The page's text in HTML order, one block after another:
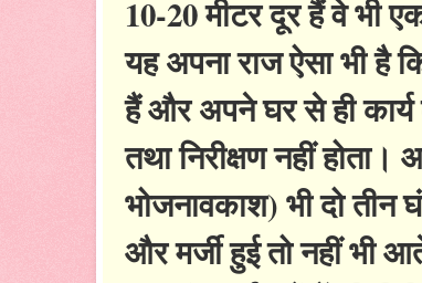
10-20 मीटर दूर हैं वे भी
यह अपना राज ऐसा भी है
हैं और अपने घर से ही
तथा निरीक्षण नहीं
भोजनावकाश) भी दो
और मर्जी हुई तो नहीं भी